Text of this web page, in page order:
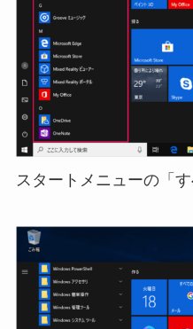
スタートメニューの「